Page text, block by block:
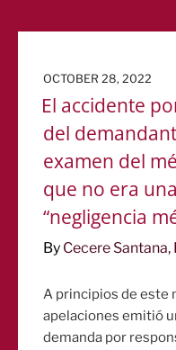
POSTED
ON
OCTOBER 28, 2022
El accidente
del
examen del
que no era
“negligencia
By Cecere Santana,
A principios de este
apelaciones emitió
demanda por